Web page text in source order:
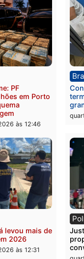
aprovado na
federal
2026 às 15:52
PF
em Porto